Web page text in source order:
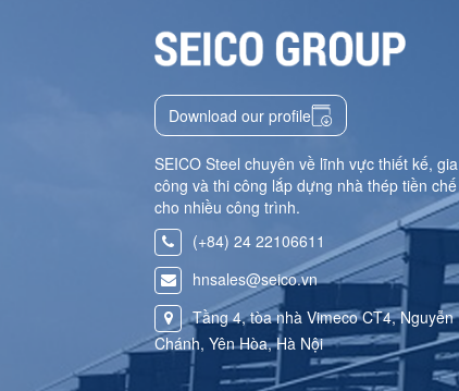
Download our profile
SEICO Steel chuyên về lĩnh vực thiết kế, gia
công và thi công lắp dựng nhà thép tiền chế
cho nhiều công trình.
(+84) 24 22106611
hnsales@seico.vn
Tầng 4, tòa nhà Vimeco CT4, Nguyễn
Chánh, Yên Hòa, Hà Nội